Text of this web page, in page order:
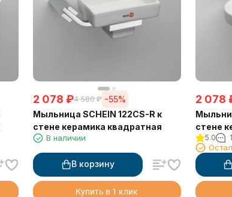
2 078 ₽4 580 ₽ -55%
Мыльница SCHEIN 122CS-R к
стене керамика квадратная
В наличии
В корзину
Купить в 1 клик
2 078
стене
5.0 1